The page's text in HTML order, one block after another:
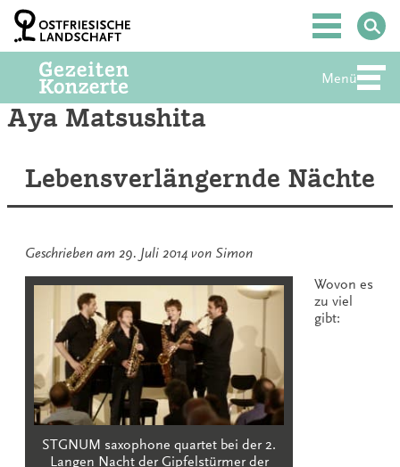
Zum
Inhalt
springen
Hauptmenü
Menü
Aya Matsushita
Lebensverlängernde Nächte
Geschrieben am 29. Juli 2014 von Simon
STGNUM saxophone quartet bei der 2.
Langen Nacht der Gipfelstürmer der
Wovon es
zu viel
gibt: